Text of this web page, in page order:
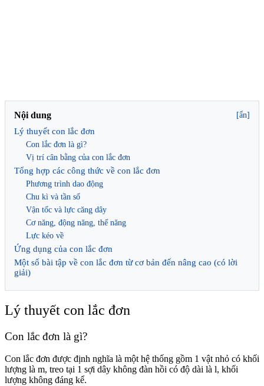
Nội dung [ẩn]
Lý thuyết con lắc đơn
Con lắc đơn là gì?
Vị trí cân bằng của con lắc đơn
Tổng hợp các công thức về con lắc đơn
Phương trình dao động
Chu kì và tần số
Vận tốc và lực căng dây
Cơ năng, động năng, thế năng
Lực kéo về
Ứng dụng của con lắc đơn
Một số bài tập về con lắc đơn từ cơ bản đến nâng cao (có lời
giải)
Lý thuyết con lắc đơn
Con lắc đơn là gì?
Con lắc đơn được định nghĩa là một hệ thống gồm 1 vật nhỏ có khối
lượng là m, treo tại 1 sợi dây không đàn hồi có độ dài là l, khối
lượng không đáng kể.